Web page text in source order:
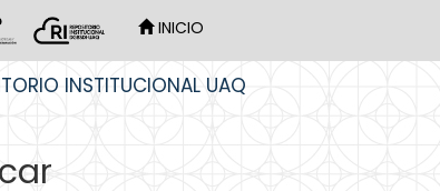
INICIO
INSTITUCIONAL UAQ